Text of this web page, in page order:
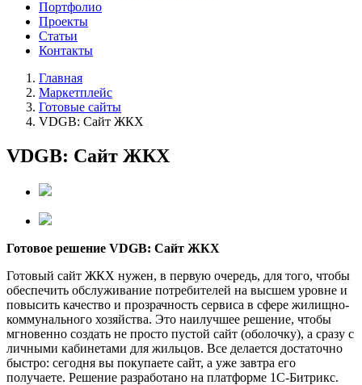
Портфолио
Проекты
Статьи
Контакты
Главная
Маркетплейс
Готовые сайты
VDGB: Сайт ЖКХ
VDGB: Сайт ЖКХ
Готовое решение VDGB: Сайт ЖКХ
Готовый сайт ЖКХ нужен, в первую очередь, для того, чтобы
обеспечить обслуживание потребителей на высшем уровне и
повысить качество и прозрачность сервиса в сфере жилищно-
коммунального хозяйства. Это наилучшее решение, чтобы
мгновенно создать не просто пустой сайт (оболочку), а сразу с
личными кабинетами для жильцов. Все делается достаточно
быстро: сегодня вы покупаете сайт, а уже завтра его
получаете. Решение разработано на платформе 1С-Битрикс.